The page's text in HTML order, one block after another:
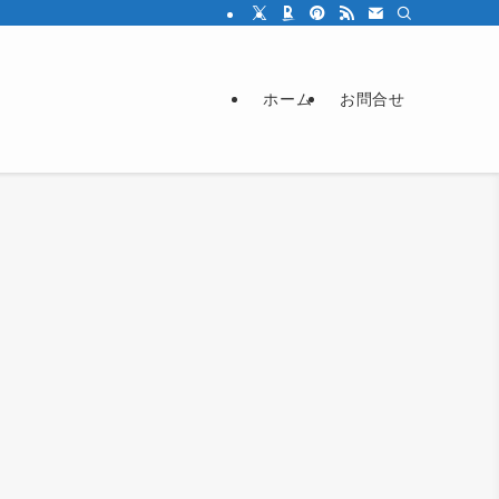
ホーム お問合せ